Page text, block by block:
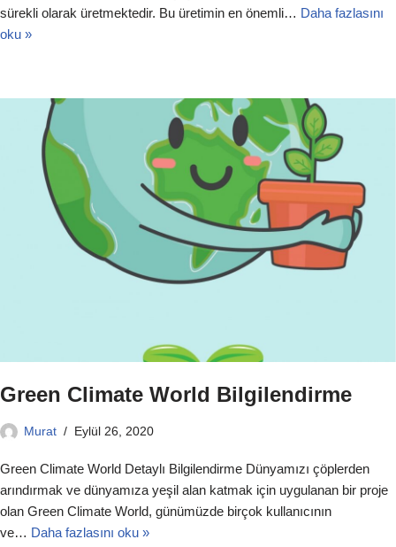
sürekli olarak üretmektedir. Bu üretimin en önemli… Daha fazlasını
oku »
Green Climate World Bilgilendirme
Murat Eylül 26, 2020
Green Climate World Detaylı Bilgilendirme Dünyamızı çöplerden
arındırmak ve dünyamıza yeşil alan katmak için uygulanan bir proje
olan Green Climate World, günümüzde birçok kullanıcının
ve… Daha fazlasını oku »